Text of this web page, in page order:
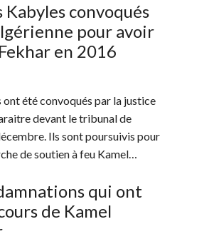
convoqués
pour avoir
en 2016
été convoqués par la justice
devant le tribunal de
Ils sont poursuivis pour
de soutien à feu Kamel…
qui ont
de Kamel